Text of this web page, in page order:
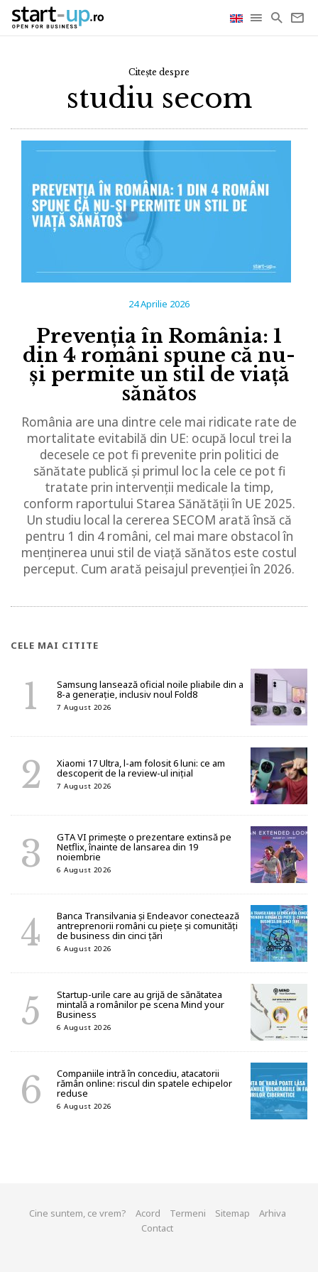
Citește despre
studiu secom
24 Aprilie 2026
Prevenția în România: 1
din 4 români spune că nu-
și permite un stil de viață
sănătos
România are una dintre cele mai ridicate rate de
mortalitate evitabilă din UE: ocupă locul trei la
decesele ce pot fi prevenite prin politici de
sănătate publică și primul loc la cele ce pot fi
tratate prin intervenții medicale la timp,
conform raportului Starea Sănătății în UE 2025.
Un studiu local la cererea SECOM arată însă că
pentru 1 din 4 români, cel mai mare obstacol în
menținerea unui stil de viață sănătos este costul
perceput. Cum arată peisajul prevenției în 2026.
CELE MAI CITITE
Samsung lansează oficial noile pliabile din a
8-a generație, inclusiv noul Fold8
7 August 2026
Xiaomi 17 Ultra, l-am folosit 6 luni: ce am
descoperit de la review-ul inițial
7 August 2026
GTA VI primește o prezentare extinsă pe
Netflix, înainte de lansarea din 19
noiembrie
6 August 2026
Banca Transilvania și Endeavor conectează
antreprenorii români cu piețe și comunități
de business din cinci țări
6 August 2026
Startup-urile care au grijă de sănătatea
mintală a românilor pe scena Mind your
Business
6 August 2026
Companiile intră în concediu, atacatorii
rămân online: riscul din spatele echipelor
reduse
6 August 2026
Cine suntem, ce vrem? Acord Termeni Sitemap
Arhiva
Contact